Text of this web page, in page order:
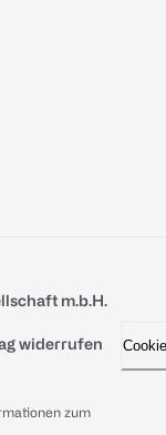
m.b.H.
widerrufen
zum